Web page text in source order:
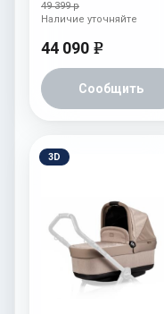
Fleur
49 399 р
44 090 e
Сообщить
Наличие уточняйте
3D